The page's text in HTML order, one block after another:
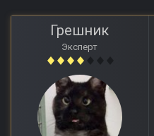
Грешник
Эксперт